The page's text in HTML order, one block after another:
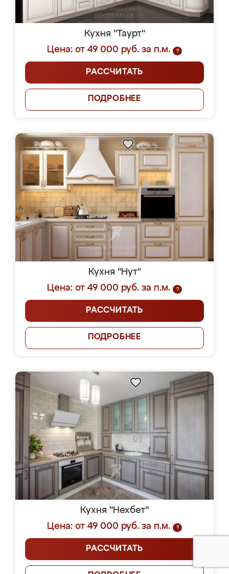
Кухня "Таурт"
Цена: от 49 000 руб. за п.м.
?
РАССЧИТАТЬ
ПОДРОБНЕЕ
Кухня "Нут"
Цена: от 49 000 руб. за п.м.
?
РАССЧИТАТЬ
ПОДРОБНЕЕ
Кухня "Нехбет"
Цена: от 49 000 руб. за п.м.
?
РАССЧИТАТЬ